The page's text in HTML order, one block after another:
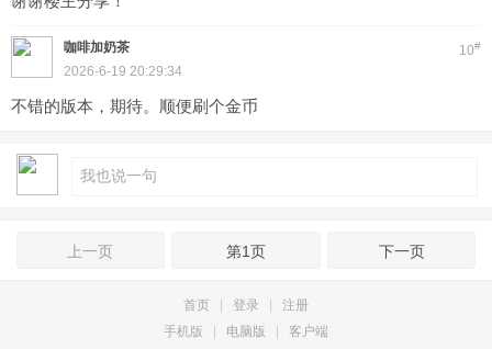
10#
咖啡加奶茶
2026-6-19 20:29:34
不错的版本，期待。顺便刷个金币
上一页 第1页 下一页
首页 登录
注册
手机版
电脑版 客户端